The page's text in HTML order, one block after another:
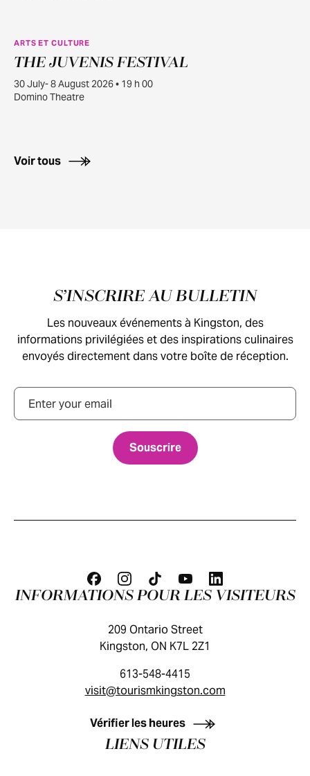
JUILL.
30
ARTS ET CULTURE
THE JUVENIS FESTIVAL
30 July- 8 August 2026 • 19 h 00
Domino Theatre
Voir tous
Pied de pageS’INSCRIRE AU BULLETIN
Les nouveaux événements à Kingston, des
informations privilégiées et des inspirations culinaires
envoyés directement dans votre boîte de réception.
Courriel
GUIDE DES VISITEURS
INFORMATIONS POUR LES VISITEURS
209 Ontario Street
Kingston, ON K7L 2Z1
613-548-4415
visit@tourismkingston.com
Vérifier les heures
LIENS UTILES